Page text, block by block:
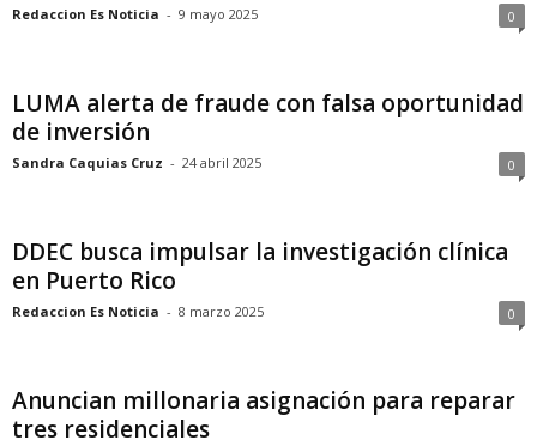
Redaccion Es Noticia - 9 mayo 2025 0
LUMA alerta de fraude con falsa oportunidad
de inversión
Sandra Caquias Cruz - 24 abril 2025 0
DDEC busca impulsar la investigación clínica
en Puerto Rico
Redaccion Es Noticia - 8 marzo 2025 0
Anuncian millonaria asignación para reparar
tres residenciales